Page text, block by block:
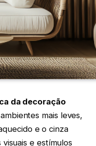
da decoração
mais leves,
e o cinza
e estímulos